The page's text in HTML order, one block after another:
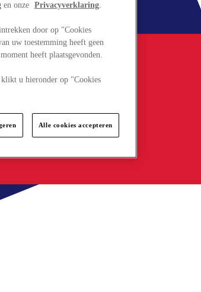
en onze Privacyverklaring.
door op "Cookies
uw toestemming heeft geen
heeft plaatsgevonden.
u hieronder op "Cookies
Alle cookies accepteren